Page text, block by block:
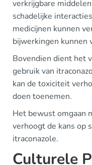
verkrijgbare
schadelijke
medicijnen kunnen
bijwerkingen kunnen
Bovendien dient het
gebruik van
kan de toxiciteit
doen toenemen.
Het bewust omgaan
verhoogt de kans op
itraconazole.
Culturele